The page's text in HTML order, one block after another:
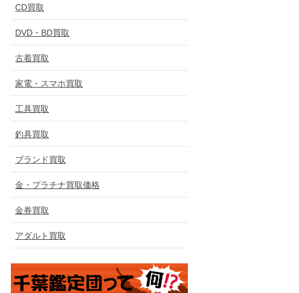
CD買取
DVD・BD買取
古着買取
家電・スマホ買取
工具買取
釣具買取
ブランド買取
金・プラチナ買取価格
金券買取
アダルト買取